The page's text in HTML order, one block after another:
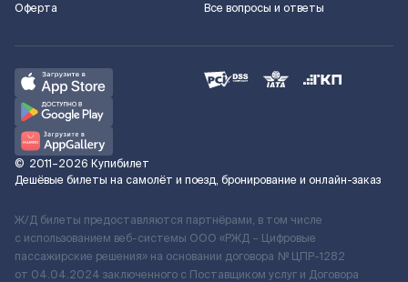
Оферта
Все вопросы и ответы
© 2011–2026 Купибилет
Дешёвые билеты на самолёт и поезд, бронирование и онлайн-заказ
Ж/Д билеты предоставляются партнёрами, в том числе
с использованием веб-системы ООО «РЖД – Цифровые
пассажирские решения» на основании договора № ЦПР-1282
от 04.04.2024 заключенного с Поставщиком услуг и Договора